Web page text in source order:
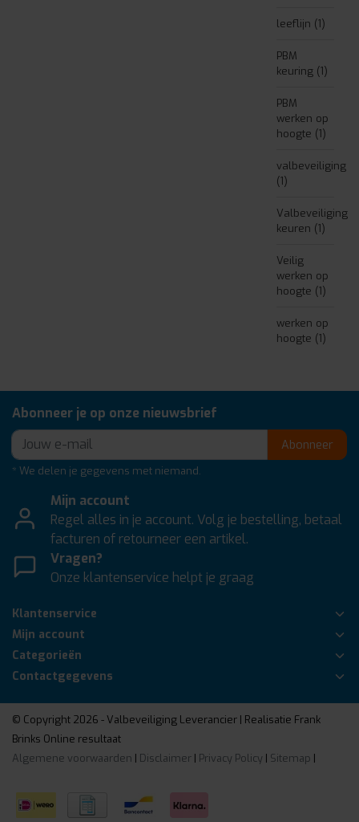
leeflijn (1)
PBM
keuring (1)
PBM
werken op
hoogte (1)
valbeveiliging
(1)
Valbeveiliging
keuren (1)
Veilig
werken op
hoogte (1)
werken op
hoogte (1)
Abonneer je op onze nieuwsbrief
Abonneer
* We delen je gegevens met niemand.
Mijn account
Regel alles in je account. Volg je bestelling, betaal
facturen of retourneer een artikel.
Vragen?
Onze klantenservice helpt je graag
Klantenservice
Mijn account
Categorieën
Contactgegevens
© Copyright 2026 - Valbeveiliging Leverancier | Realisatie Frank
Brinks Online resultaat
Algemene voorwaarden | Disclaimer | Privacy Policy | Sitemap |